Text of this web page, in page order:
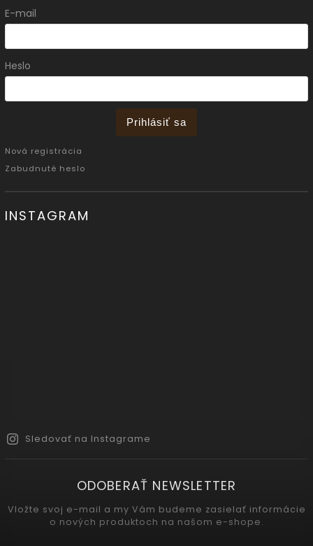
E-mail
Heslo
Prihlásiť sa
Nová registrácia
Zabudnuté heslo
INSTAGRAM
Sledovať na Instagrame
ODOBERAŤ NEWSLETTER
Vložte svoj e-mail a my Vám budeme zasielať informácie
o nových produktoch na našom e-shope.